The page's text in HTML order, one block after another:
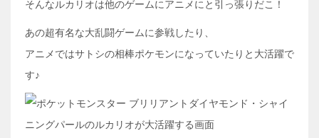
そんなルカリオは他のゲームにアニメにと引っ張りだこ！
あの超有名な大乱闘ゲームに参戦したり、
アニメではサトシの相棒ポケモンになっていたりと大活躍で
す♪